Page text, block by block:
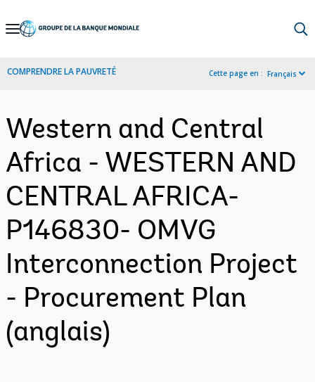
Skip
Navigation
COMPRENDRE LA PAUVRETÉ Cette page en : Français
Western and Central
Africa - WESTERN AND
CENTRAL AFRICA-
P146830- OMVG
Interconnection Project
- Procurement Plan
(anglais)